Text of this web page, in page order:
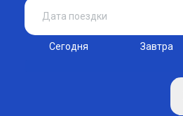
Сегодня Завтра